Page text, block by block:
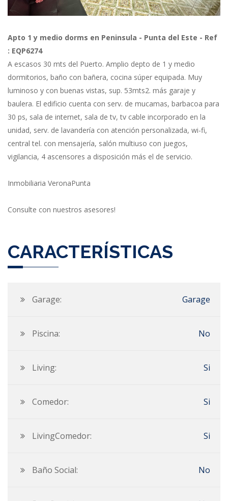
Apto 1 y medio dorms en Peninsula - Punta del Este - Ref
: EQP6274
A escasos 30 mts del Puerto. Amplio depto de 1 y medio
dormitorios, baño con bañera, cocina súper equipada. Muy
luminoso y con buenas vistas, sup. 53mts2. más garaje y
baulera. El edificio cuenta con serv. de mucamas, barbacoa para
30 ps, sala de internet, sala de tv, tv cable incorporado en la
unidad, serv. de lavandería con atención personalizada, wi-fi,
central tel. con mensajería, salón multiuso con juegos,
vigilancia, 4 ascensores a disposición más el de servicio.
Inmobiliaria VeronaPunta
Consulte con nuestros asesores!
CARACTERÍSTICAS
Garage: Garage
Piscina: No
Living: Si
Comedor: Si
LivingComedor: Si
Baño Social: No